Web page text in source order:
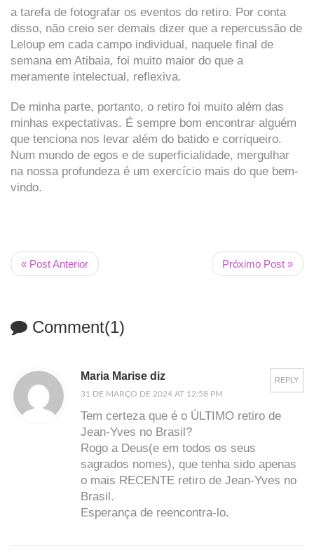
a tarefa de fotografar os eventos do retiro. Por conta
disso, não creio ser demais dizer que a repercussão de
Leloup em cada campo individual, naquele final de
semana em Atibaia, foi muito maior do que a
meramente intelectual, reflexiva.
De minha parte, portanto, o retiro foi muito além das
minhas expectativas. É sempre bom encontrar alguém
que tenciona nos levar além do batido e corriqueiro.
Num mundo de egos e de superficialidade, mergulhar
na nossa profundeza é um exercício mais do que bem-
vindo.
« Post Anterior Próximo Post »
Comment(1)
REPLY
Maria Marise diz
31 DE MARÇO DE 2024 AT 12:58 PM
Tem certeza que é o ÚLTIMO retiro de
Jean-Yves no Brasil?
Rogo a Deus(e em todos os seus
sagrados nomes), que tenha sido apenas
o mais RECENTE retiro de Jean-Yves no
Brasil.
Esperança de reencontra-lo.